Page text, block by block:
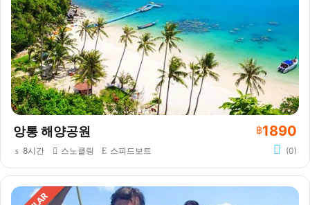
앙통 해양공원 ฿1890
8시간 스노클링 스피드보트 (0)